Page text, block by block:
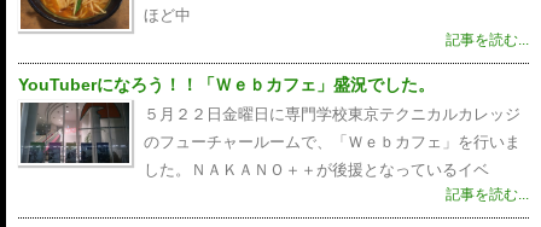
ほど中
記事を読む...
YouTuberになろう！！「Ｗｅｂカフェ」盛況でした。
５月２２日金曜日に専門学校東京テクニカルカレッジ
のフューチャールームで、「Ｗｅｂカフェ」を行いま
した。ＮＡＫＡＮＯ＋＋が後援となっているイベ
記事を読む...